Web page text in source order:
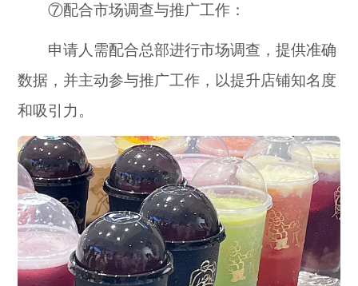
⑦配合市场调查与推广工作：
申请人需配合总部进行市场调查，提供准确
数据，并主动参与推广工作，以提升店铺知名度
和吸引力。